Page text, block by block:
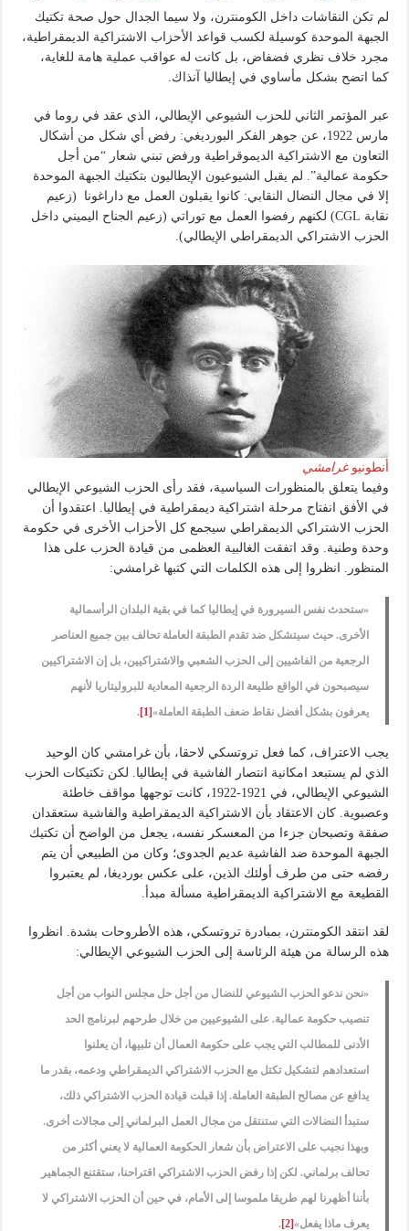
لم تكن النقاشات داخل الكومنترن، ولا سيما الجدال حول صحة تكتيك
الجبهة الموحدة كوسيلة لكسب قواعد الأحزاب الاشتراكية الديمقراطية،
مجرد خلاف نظري فضفاض، بل كانت له عواقب عملية هامة للغاية،
كما اتضح بشكل مأساوي في إيطاليا آنذاك.
عبر المؤتمر الثاني للحزب الشيوعي الإيطالي، الذي عقد في روما في
مارس 1922، عن جوهر الفكر البورديغي: رفض أي شكل من أشكال
التعاون مع الاشتراكية الديموقراطية ورفض تبني شعار “من أجل
حكومة عمالية”. لم يقبل الشيوعيون الإيطاليون بتكتيك الجبهة الموحدة
إلا في مجال النضال النقابي: كانوا يقبلون العمل مع داراغونا (زعيم
نقابة CGL) لكنهم رفضوا العمل مع توراتي (زعيم الجناح اليميني داخل
الحزب الاشتراكي الديمقراطي الإيطالي).
أنطونيوغرامشي
وفيما يتعلق بالمنظورات السياسية، فقد رأى الحزب الشيوعي الإيطالي
في الأفق انفتاح مرحلة اشتراكية ديمقراطية في إيطاليا. اعتقدوا أن
الحزب الاشتراكي الديمقراطي سيجمع كل الأحزاب الأخرى في حكومة
وحدة وطنية. وقد اتفقت الغالبية العظمى من قيادة الحزب على هذا
المنظور. انظروا إلى هذه الكلمات التي كتبها غرامشي:
«ستحدث نفس السيرورة في إيطاليا كما في بقية البلدان الرأسمالية
الأخرى. حيث سيتشكل ضد تقدم الطبقة العاملة تحالف بين جميع العناصر
الرجعية من الفاشيين إلى الحزب الشعبي والاشتراكيين، بل إن الاشتراكيين
سيصبحون في الواقع طليعة الردة الرجعية المعادية للبروليتاريا لأنهم
يعرفون بشكل أفضل نقاط ضعف الطبقة العاملة»[1]
.
يجب الاعتراف، كما فعل تروتسكي لاحقا، بأن غرامشي كان الوحيد
الذي لم يستبعد امكانية انتصار الفاشية في إيطاليا. لكن تكتيكات الحزب
الشيوعي الإيطالي، في 1921-1922، كانت توجهها مواقف خاطئة
وعصبوية. كان الاعتقاد بأن الاشتراكية الديمقراطية والفاشية ستعقدان
صفقة وتصبحان جزءا من المعسكر نفسه، يجعل من الواضح أن تكتيك
الجبهة الموحدة ضد الفاشية عديم الجدوى؛ وكان من الطبيعي أن يتم
رفضه حتى من طرف أولئك الذين، على عكس بورديغا، لم يعتبروا
القطيعة مع الاشتراكية الديمقراطية مسألة مبدأ.
لقد انتقد الكومنترن، بمبادرة تروتسكي، هذه الأطروحات بشدة. انظروا
هذه الرسالة من هيئة الرئاسة إلى الحزب الشيوعي الإيطالي:
«نحن ندعو الحزب الشيوعي للنضال من أجل حل مجلس النواب من أجل
تنصيب حكومة عمالية. على الشيوعيين من خلال طرحهم لبرنامج الحد
الأدنى للمطالب التي يجب على حكومة العمال أن تلبيها، أن يعلنوا
استعدادهم لتشكيل تكتل مع الحزب الاشتراكي الديمقراطي ودعمه، بقدر ما
يدافع عن مصالح الطبقة العاملة. إذا قبلت قيادة الحزب الاشتراكي ذلك،
ستبدأ النضالات التي ستنتقل من مجال العمل البرلماني إلى مجالات أخرى.
وبهذا نجيب على الاعتراض بأن شعار الحكومة العمالية لا يعني أكثر من
تحالف برلماني. لكن إذا رفض الحزب الاشتراكي اقتراحنا، ستقتنع الجماهير
بأننا أظهرنا لهم طريقا ملموسا إلى الأمام، في حين أن الحزب الاشتراكي لا
يعرف ماذا يفعل»[2]
.